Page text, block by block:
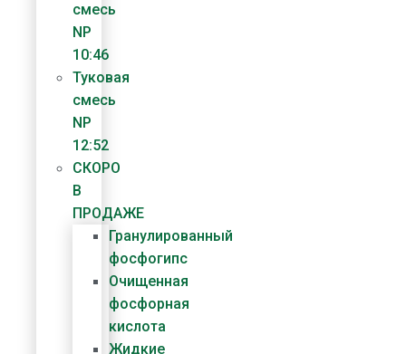
смесь
NP
10:46
Туковая
смесь
NP
12:52
СКОРО
В
ПРОДАЖЕ
Гранулированный
фосфогипс
Очищенная
фосфорная
кислота
Жидкие